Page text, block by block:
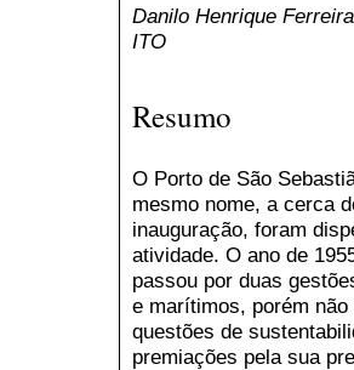
Danilo Henrique
ITO
Resumo
O Porto de São
mesmo nome, a cerca
inauguração, foram
atividade. O ano de
passou por duas
e marítimos, porém
questões de
premiações pela sua